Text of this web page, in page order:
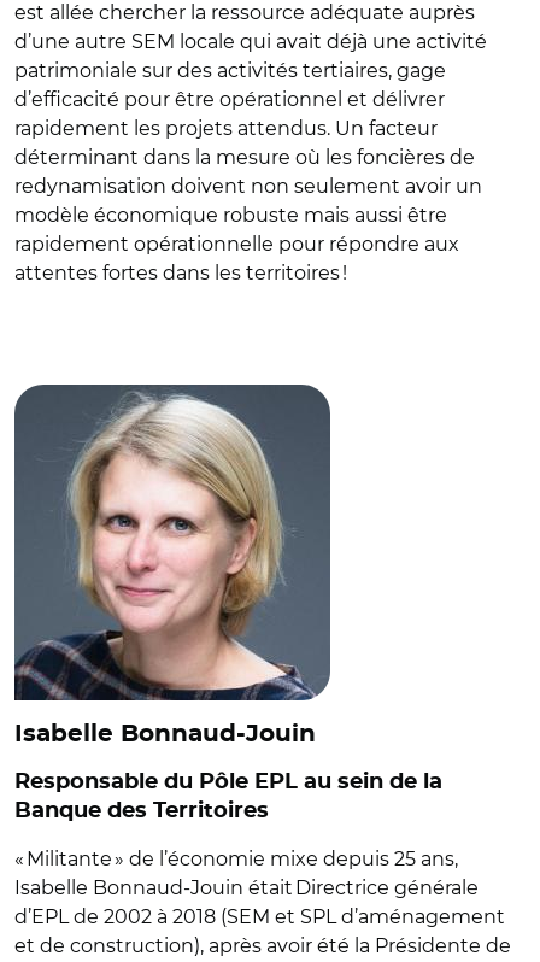
est allée chercher la ressource adéquate auprès
d’une autre SEM locale qui avait déjà une activité
patrimoniale sur des activités tertiaires, gage
d’efficacité pour être opérationnel et délivrer
rapidement les projets attendus. Un facteur
déterminant dans la mesure où les foncières de
redynamisation doivent non seulement avoir un
modèle économique robuste mais aussi être
rapidement opérationnelle pour répondre aux
attentes fortes dans les territoires !
Isabelle Bonnaud-Jouin
Responsable du Pôle EPL au sein de la
Banque des Territoires
« Militante » de l’économie mixe depuis 25 ans,
Isabelle Bonnaud-Jouin était Directrice générale
d’EPL de 2002 à 2018 (SEM et SPL d’aménagement
et de construction), après avoir été la Présidente de